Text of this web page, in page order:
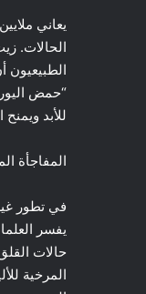
يعاني
الحالات.
الطبيعيون
“حمض
للأبد
المفاجأة
في تطور
يفسر
حالات
المرخية